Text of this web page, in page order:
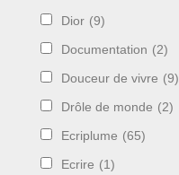
Dior (9)
Documentation (2)
Douceur de vivre (9)
Drôle de monde (2)
Ecriplume (65)
Ecrire (1)